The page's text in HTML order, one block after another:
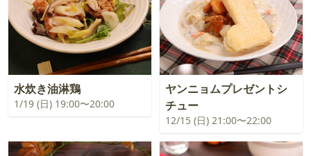
水炊き油淋鶏
1/19 (日) 19:00〜20:00
ヤンニョムプレゼントシ
チュー
12/15 (日) 21:00〜22:00